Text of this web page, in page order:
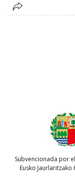
Subvencionada por
Eusko